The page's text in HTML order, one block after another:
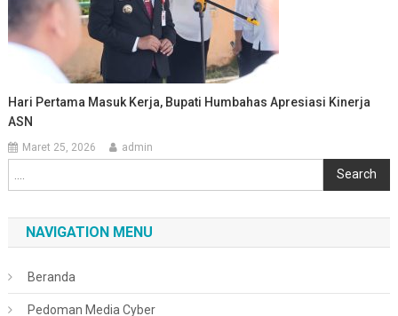
Hari Pertama Masuk Kerja, Bupati Humbahas Apresiasi Kinerja
ASN
Maret 25, 2026 admin
Search
NAVIGATION MENU
Beranda
Pedoman Media Cyber